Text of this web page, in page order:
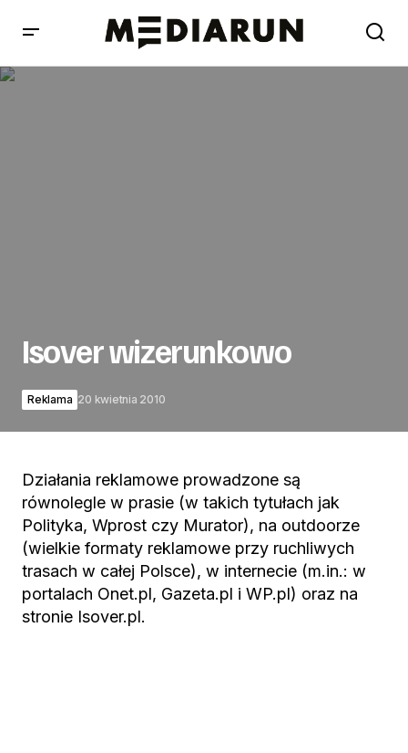
Isover wizerunkowo
Reklama 20 kwietnia 2010
Działania reklamowe prowadzone są
równolegle w prasie (w takich tytułach jak
Polityka, Wprost czy Murator), na outdoorze
(wielkie formaty reklamowe przy ruchliwych
trasach w całej Polsce), w internecie (m.in.: w
portalach Onet.pl, Gazeta.pl i WP.pl) oraz na
stronie Isover.pl.